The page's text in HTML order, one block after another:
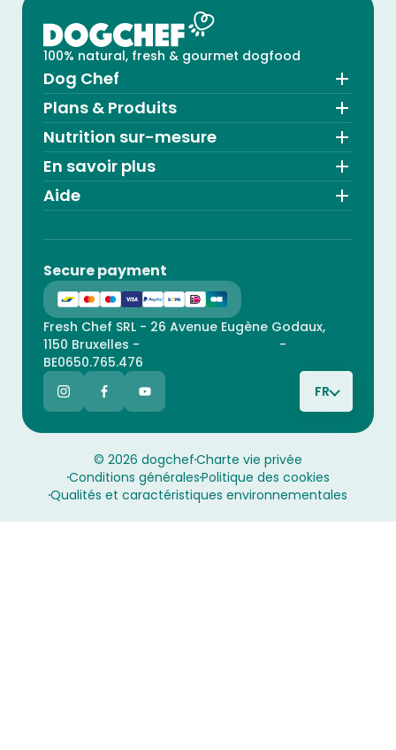
100% natural, fresh & gourmet dogfood
Dog Chef
Plans & Produits
Nutrition sur-mesure
En savoir plus
Aide
Secure payment
Fresh Chef SRL - 26 Avenue Eugène Godaux,
1150 Bruxelles -
-
BE0650.765.476
FR
© 2026 dogchefCharte vie privée
Conditions généralesPolitique des cookies
Qualités et caractéristiques environnementales